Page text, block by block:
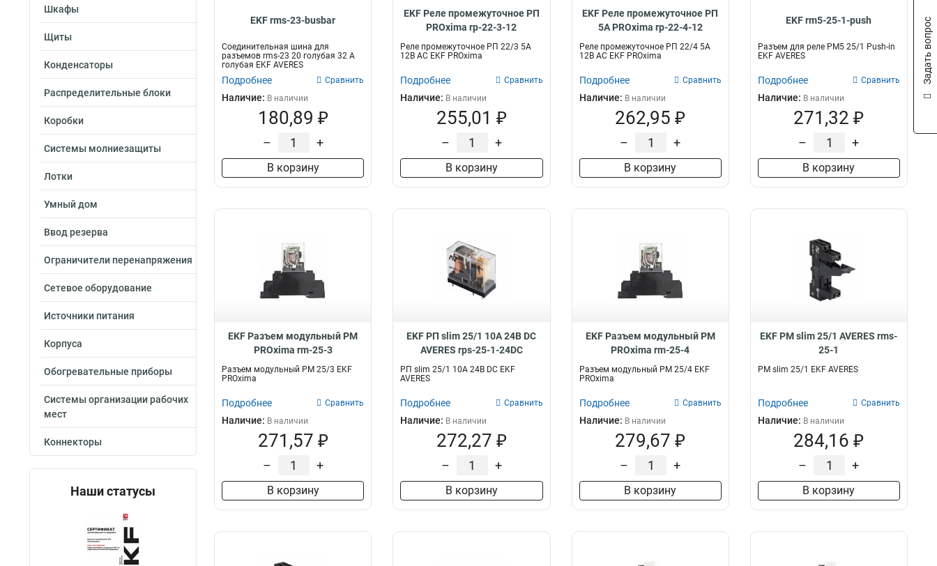
Шкафы
Щиты
Конденсаторы
Распределительные блоки
Коробки
Системы молниезащиты
Лотки
Умный дом
Ввод резерва
Ограничители перенапряжения
Сетевое оборудование
Источники питания
Корпуса
Обогревательные приборы
Системы организации рабочих
мест
Коннекторы
Наши статусы
EKF rms-23-busbar
Соединительная шина для
разъемов rms-23 20 голубая 32 А
голубая EKF AVERES
Подробнее Сравнить
Наличие: В наличии
180,89 ₽
– +
В корзину
EKF Реле промежуточное РП
PROxima rp-22-3-12
Реле промежуточное РП 22/3 5А
12В АС EKF PROxima
Подробнее Сравнить
Наличие: В наличии
255,01 ₽
– +
В корзину
EKF Реле промежуточное РП
5А PROxima rp-22-4-12
Реле промежуточное РП 22/4 5А
12В АС EKF PROxima
Подробнее Сравнить
Наличие: В наличии
262,95 ₽
– +
В корзину
EKF rm5-25-1-push
Разъем для реле РM5 25/1 Push-in
EKF AVERES
Подробнее Сравнить
Наличие: В наличии
271,32 ₽
– +
В корзину
EKF Разъем модульный РМ
PROxima rm-25-3
Разъем модульный РМ 25/3 EKF
PROxima
Подробнее Сравнить
Наличие: В наличии
271,57 ₽
– +
В корзину
EKF РП slim 25/1 10A 24В DC
AVERES rps-25-1-24DC
РП slim 25/1 10A 24В DC EKF
AVERES
Подробнее Сравнить
Наличие: В наличии
272,27 ₽
– +
В корзину
EKF Разъем модульный РМ
PROxima rm-25-4
Разъем модульный РМ 25/4 EKF
PROxima
Подробнее Сравнить
Наличие: В наличии
279,67 ₽
– +
В корзину
EKF РM slim 25/1 AVERES rms-
25-1
РM slim 25/1 EKF AVERES
Подробнее Сравнить
Наличие: В наличии
284,16 ₽
– +
В корзину
Задать вопрос